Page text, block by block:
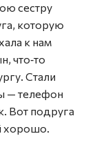
сестру
которую
к нам
что‑то
Стали
— телефон
Вот подруга
хорошо.